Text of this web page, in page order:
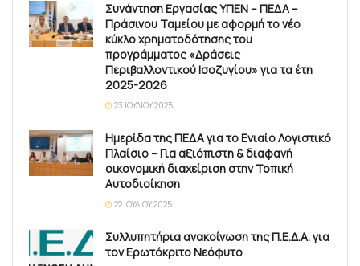
Συνάντηση Εργασίας ΥΠΕΝ – ΠΕΔΑ –
Πράσινου Ταμείου με αφορμή το νέο
κύκλο χρηματοδότησης του
προγράμματος «Δράσεις
Περιβαλλοντικού Ισοζυγίου» για τα έτη
2025-2026
23 ΙΟΥΛΊΟΥ 2025
Ημερίδα της ΠΕΔΑ για το Ενιαίο Λογιστικό
Πλαίσιο – Για αξιόπιστη & διαφανή
οικονομική διαχείριση στην Τοπική
Αυτοδιοίκηση
22 ΙΟΥΛΊΟΥ 2025
Συλλυπητήρια ανακοίνωση της Π.Ε.Δ.Α. για
τον Ερωτόκριτο Νεόφυτο